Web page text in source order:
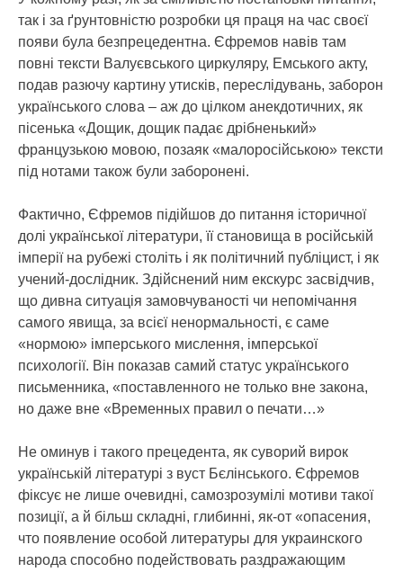
так і за ґрунтовністю розробки ця праця на час своєї
появи була безпрецедентна. Єфремов навів там
повні тексти Валуєвського циркуляру, Емського акту,
подав разючу картину утисків, переслідувань, заборон
українського слова – аж до цілком анекдотичних, як
пісенька «Дощик, дощик падає дрібненький»
французькою мовою, позаяк «малоросійською» тексти
під нотами також були заборонені.
Фактично, Єфремов підійшов до питання історичної
долі української літератури, її становища в російській
імперії на рубежі століть і як політичний публіцист, і як
учений-дослідник. Здійснений ним екскурс засвідчив,
що дивна ситуація замовчуваності чи непомічання
самого явища, за всієї ненормальності, є саме
«нормою» імперського мислення, імперської
психології. Він показав самий статус українського
письменника, «поставленного не только вне закона,
но даже вне «Временных правил о печати…»
Не оминув і такого прецедента, як суворий вирок
українській літературі з вуст Бєлінського. Єфремов
фіксує не лише очевидні, самозрозумілі мотиви такої
позиції, а й більш складні, глибинні, як-от «опасения,
что появление особой литературы для украинского
народа способно подействовать раздражающим